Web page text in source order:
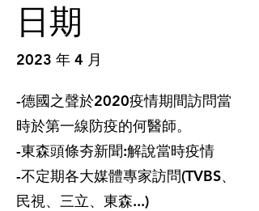
日期
2023 年 4 月
-德國之聲於2020疫情期間訪問當
時於第一線防疫的何醫師。
-東森頭條夯新聞:解說當時疫情
-不定期各大媒體專家訪問(TVBS、
民視、三立、東森...)